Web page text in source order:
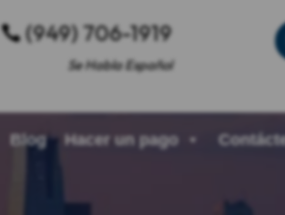
 (949) 706-1919
Se Habla Español
Blog Hacer un pago